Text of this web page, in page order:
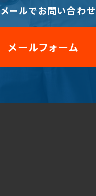
メールでお問い合わせ
メールフォーム